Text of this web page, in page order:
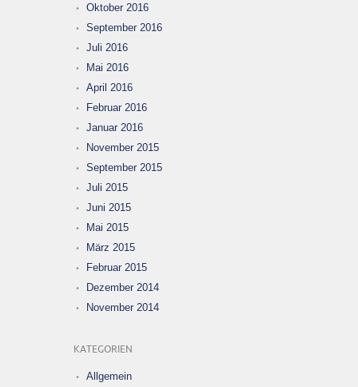
Oktober 2016
September 2016
Juli 2016
Mai 2016
April 2016
Februar 2016
Januar 2016
November 2015
September 2015
Juli 2015
Juni 2015
Mai 2015
März 2015
Februar 2015
Dezember 2014
November 2014
KATEGORIEN
Allgemein